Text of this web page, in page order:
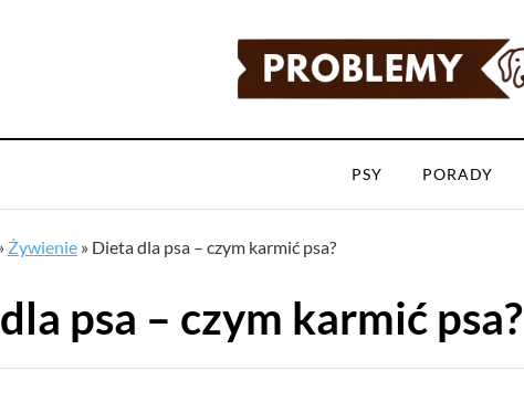
PSY PORADY
Żywienie » Dieta dla psa – czym karmić psa?
psa – czym karmić psa?